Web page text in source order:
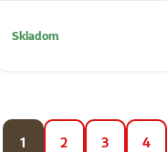
Skladom
1 2 3 4